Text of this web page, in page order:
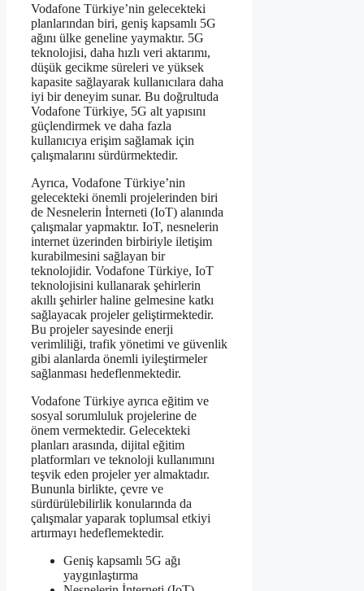
Vodafone Türkiye’nin gelecekteki
planlarından biri, geniş kapsamlı 5G
ağını ülke geneline yaymaktır. 5G
teknolojisi, daha hızlı veri aktarımı,
düşük gecikme süreleri ve yüksek
kapasite sağlayarak kullanıcılara daha
iyi bir deneyim sunar. Bu doğrultuda
Vodafone Türkiye, 5G alt yapısını
güçlendirmek ve daha fazla
kullanıcıya erişim sağlamak için
çalışmalarını sürdürmektedir.
Ayrıca, Vodafone Türkiye’nin
gelecekteki önemli projelerinden biri
de Nesnelerin İnterneti (IoT) alanında
çalışmalar yapmaktır. IoT, nesnelerin
internet üzerinden birbiriyle iletişim
kurabilmesini sağlayan bir
teknolojidir. Vodafone Türkiye, IoT
teknolojisini kullanarak şehirlerin
akıllı şehirler haline gelmesine katkı
sağlayacak projeler geliştirmektedir.
Bu projeler sayesinde enerji
verimliliği, trafik yönetimi ve güvenlik
gibi alanlarda önemli iyileştirmeler
sağlanması hedeflenmektedir.
Vodafone Türkiye ayrıca eğitim ve
sosyal sorumluluk projelerine de
önem vermektedir. Gelecekteki
planları arasında, dijital eğitim
platformları ve teknoloji kullanımını
teşvik eden projeler yer almaktadır.
Bununla birlikte, çevre ve
sürdürülebilirlik konularında da
çalışmalar yaparak toplumsal etkiyi
artırmayı hedeflemektedir.
Geniş kapsamlı 5G ağı
yaygınlaştırma